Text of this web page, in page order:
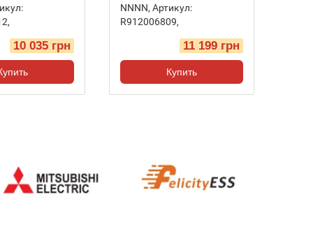
,
10 035 грн
NNNN,Артикул:
R912006809,
11 199 грн
Купить